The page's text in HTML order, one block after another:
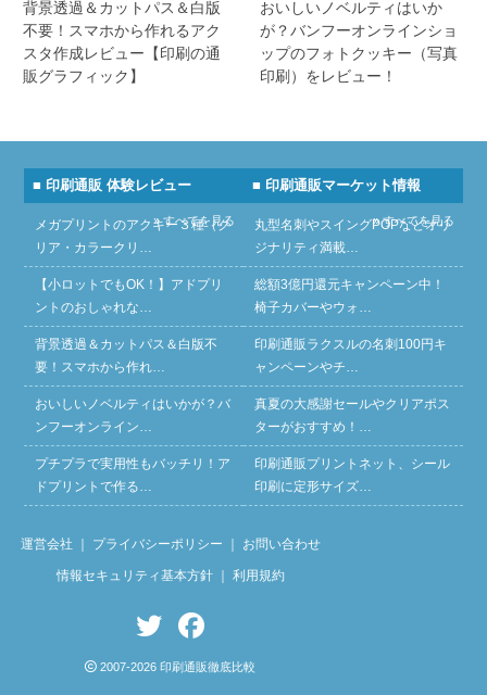
背景透過＆カットパス＆白版
不要！スマホから作れるアク
スタ作成レビュー【印刷の通
販グラフィック】
おいしいノベルティはいか
が？バンフーオンラインショ
ップのフォトクッキー（写真
印刷）をレビュー！
■ 印刷通販 体験レビュー
» すべてを見る
メガプリントのアクキー３種（ク
リア・カラークリ…
【小ロットでもOK！】アドプリ
ントのおしゃれな…
背景透過＆カットパス＆白版不
要！スマホから作れ…
おいしいノベルティはいかが？バ
ンフーオンライン…
プチプラで実用性もバッチリ！ア
ドプリントで作る…
■ 印刷通販マーケット情報
» すべてを見る
丸型名刺やスイングPOPなどオリ
ジナリティ満載…
総額3億円還元キャンペーン中！
椅子カバーやウォ…
印刷通販ラクスルの名刺100円キ
ャンペーンやチ…
真夏の大感謝セールやクリアポス
ターがおすすめ！…
印刷通販プリントネット、シール
印刷に定形サイズ…
運営会社 プライバシーポリシー お問い合わせ
情報セキュリティ基本方針｜ 利用規約
2007-2026 印刷通販徹底比較